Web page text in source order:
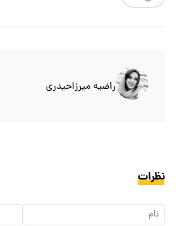
راضیه میرزاحیدری
نظرات